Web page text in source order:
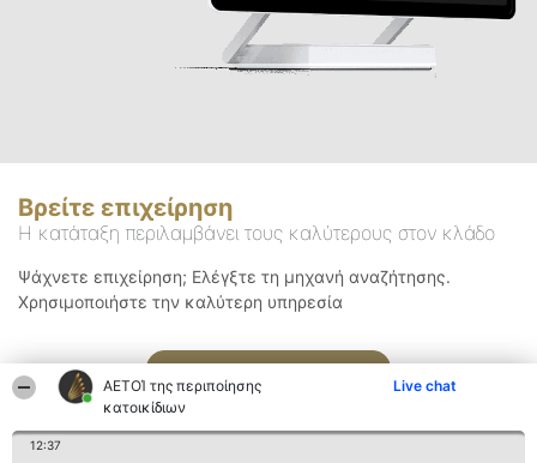
ΑΕΤΟΊ της περιποίησης
κατοικίδιων
Live chat
12:37
Βρείτε επιχείρηση
Η κατάταξη περιλαμβάνει τους καλύτερους στον κλάδο
Ψάχνετε επιχείρηση; Ελέγξτε τη μηχανή αναζήτησης.
Χρησιμοποιήστε την καλύτερη υπηρεσία
Αναζήτηση